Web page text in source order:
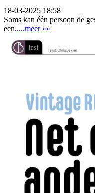
18-03-2025 18:58
Soms kan één persoon de
een.....meer »»